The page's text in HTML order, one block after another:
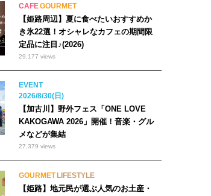
CAFEGOURMET
【姫路周辺】夏に食べたいおすすめか
き氷22選！オシャレなカフェの期間限
定品に注目♪(2026)
29,177 views
EVENT
2026/8/30(日)
【加古川】野外フェス「ONE LOVE
KAKOGAWA 2026」開催！音楽・グル
メなどが集結
27,379 views
GOURMET LIFESTYLE
【姫路】地元民が選ぶ人気のお土産・